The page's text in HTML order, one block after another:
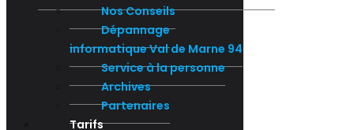
Nos Conseils
Dépannage
informatique Val de Marne 94
Service à la personne
Archives
Partenaires
Tarifs